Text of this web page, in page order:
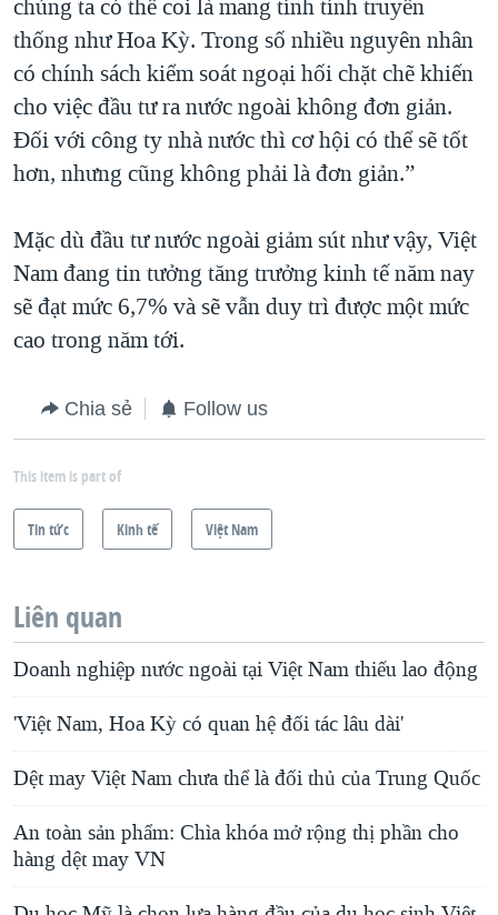
chúng ta có thể coi là mang tính tính truyền
thống như Hoa Kỳ. Trong số nhiều nguyên nhân
có chính sách kiểm soát ngoại hối chặt chẽ khiến
cho việc đầu tư ra nước ngoài không đơn giản.
Đối với công ty nhà nước thì cơ hội có thể sẽ tốt
hơn, nhưng cũng không phải là đơn giản.”
Mặc dù đầu tư nước ngoài giảm sút như vậy, Việt
Nam đang tin tưởng tăng trưởng kinh tế năm nay
sẽ đạt mức 6,7% và sẽ vẫn duy trì được một mức
cao trong năm tới.
Chia sẻ Follow us
This item is part of
Tin tức Kinh tế Việt Nam
Liên quan
Doanh nghiệp nước ngoài tại Việt Nam thiếu lao động
'Việt Nam, Hoa Kỳ có quan hệ đối tác lâu dài'
Dệt may Việt Nam chưa thể là đối thủ của Trung Quốc
An toàn sản phẩm: Chìa khóa mở rộng thị phần cho
hàng dệt may VN